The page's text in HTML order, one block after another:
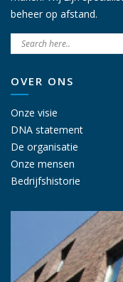
beheer op afstand.
OVER ONS
Onze visie
DNA statement
De organisatie
Onze mensen
Bedrijfshistorie